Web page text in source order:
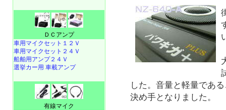
した。音量と軽量であ
決め手となりました。
ＤＣアンプ
車用マイクセット１２Ｖ
車用マイクセット２４Ｖ
船舶用アンプ２４Ｖ
選挙カー用 車載アンプ
有線マイク